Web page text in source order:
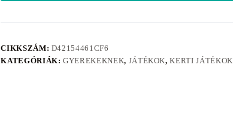
CIKKSZÁM: D42154461CF6
KATEGÓRIÁK:GYEREKEKNEK, JÁTÉKOK,KERTI JÁTÉKOK